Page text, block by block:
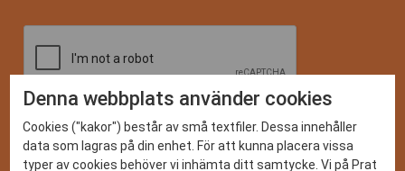
DET HÄR KAN VI
Denna webbplats använder cookies
Cookies ("kakor") består av små textfiler. Dessa innehåller
data som lagras på din enhet. För att kunna placera vissa
typer av cookies behöver vi inhämta ditt samtycke. Vi på Prat